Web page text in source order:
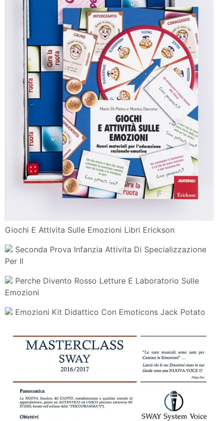
Giochi E Attivita Sulle Emozioni Libri Erickson
Seconda Prova Infanzia Attivita Di Specializzazione
Per Il
Perche Divento Rosso Letture E Laboratorio Sulle
Emozioni
Emozioni Kit Didattico Con Emoticons Jack Potato